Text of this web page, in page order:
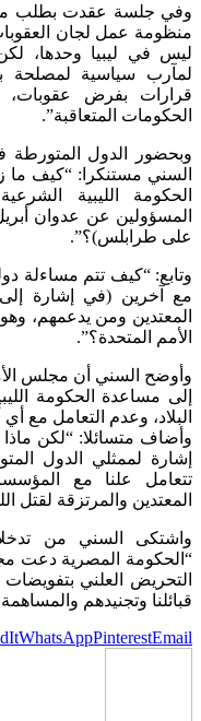
وفي جلسة عقدت بطلب من
منظومة عمل لجان
ليس في ليبيا وحدها،
لمآرب سياسية لمصلحة
قرارات بفرض عقوبات،
الحكومات المتعاقبة”.
وبحضور الدول
السني مستنكرا: “كيف ما
الحكومة الليبية
على طرابلس)؟”.
وتابع: “كيف تتم مساءلة
مع آخرين (في إشارة
المعتدين ومن يدعمهم،
الأمم المتحدة؟”.
وأوضح السني أن مجلس
إلى مساعدة الحكومة
البلاد، وعدم التعامل مع
وأضاف متسائلا: “لكن
إشارة لممثلي الدول
تتعامل علنا مع
المعتدين والمرتزقة لقتل
واشتكى السني من
“الحكومة المصرية دعت
التحريض العلني بتفويضات
قبائلنا وتجنيدهم
WhatsAppPinterestEmail